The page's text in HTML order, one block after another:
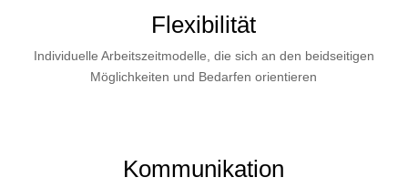
Flexibilität
Individuelle Arbeitszeitmodelle, die sich an den beidseitigen
Möglichkeiten und Bedarfen orientieren
Kommunikation